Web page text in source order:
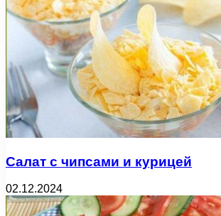
Салат с чипсами и курицей
02.12.2024